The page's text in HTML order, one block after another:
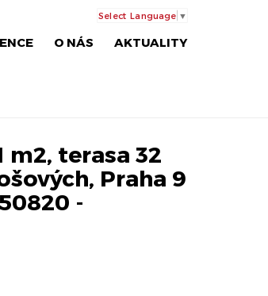
O NÁS AKTUALITY
Select Language ▼
m2, terasa 32
Praha 9
-